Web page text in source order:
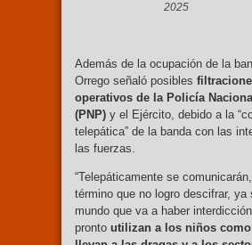
2025
Además de la ocupación de la
Orrego señaló posibles
operativos de la Policía
(PNP) y el Ejército, debido a la
telepática” de la banda con las
las fuerzas.
“Telepáticamente se
término que no logro descifrar, ya
mundo que va a haber
pronto utilizan a los niños